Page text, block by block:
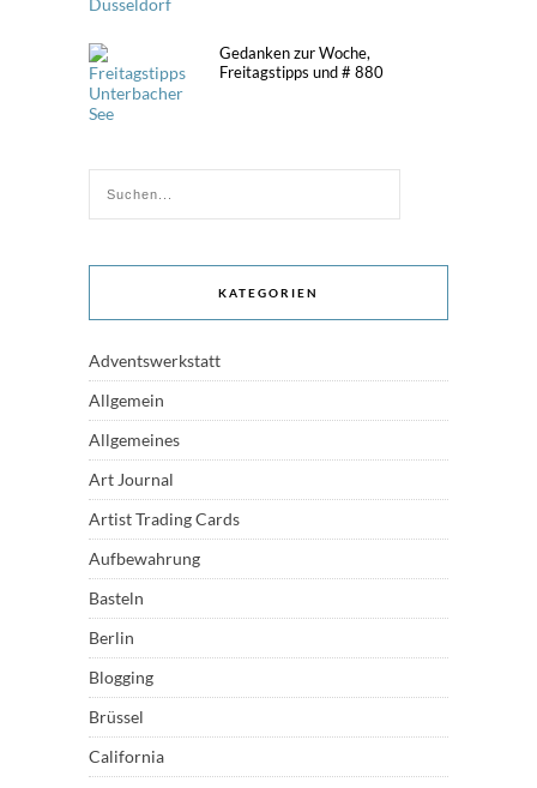
Gedanken zur Woche,
Freitagstipps und # 880
KATEGORIEN
Adventswerkstatt
Allgemein
Allgemeines
Art Journal
Artist Trading Cards
Aufbewahrung
Basteln
Berlin
Blogging
Brüssel
California